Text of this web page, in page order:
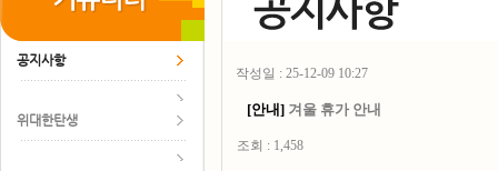
공지사항
위대한탄생
작성일 : 25-12-09 10:27
[안내] 겨울 휴가 안내
조회 : 1,458